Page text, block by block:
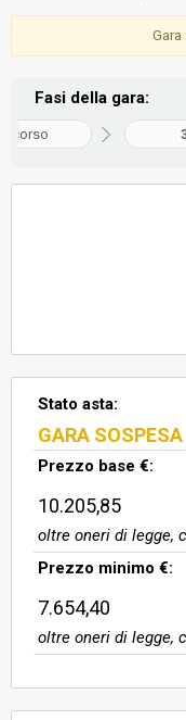
cancello e
termine
portonein
manuale. Il
ascensore. Il
sviluppa
Gara
Fasi della gara:
corso
Stato asta:
GARA SOSPESA
Prezzo base €:
10.205,85
oltre oneri di legge,
Prezzo minimo €:
7.654,40
oltre oneri di legge,